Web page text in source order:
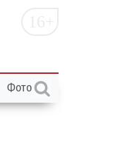
Фото